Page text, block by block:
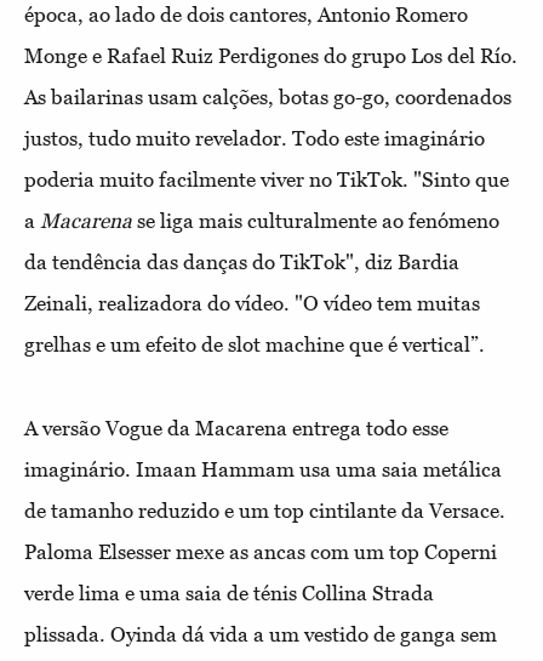
época, ao lado de dois cantores, Antonio Romero
Monge e Rafael Ruiz Perdigones do grupo Los del Río.
As bailarinas usam calções, botas go-go, coordenados
justos, tudo muito revelador. Todo este imaginário
poderia muito facilmente viver no TikTok. "Sinto que
a Macarena se liga mais culturalmente ao fenómeno
da tendência das danças do TikTok", diz Bardia
Zeinali, realizadora do vídeo. "O vídeo tem muitas
grelhas e um efeito de slot machine que é vertical”.
A versão Vogue da Macarena entrega todo esse
imaginário. Imaan Hammam usa uma saia metálica
de tamanho reduzido e um top cintilante da Versace.
Paloma Elsesser mexe as ancas com um top Coperni
verde lima e uma saia de ténis Collina Strada
plissada. Oyinda dá vida a um vestido de ganga sem